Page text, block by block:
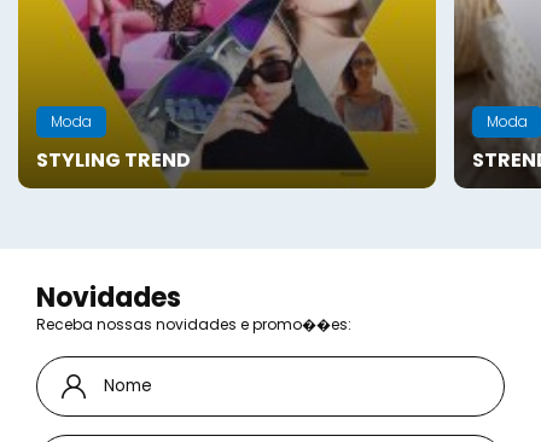
Moda
STYLING TREND
Moda
Novidades
Receba nossas novidades e promo��es: